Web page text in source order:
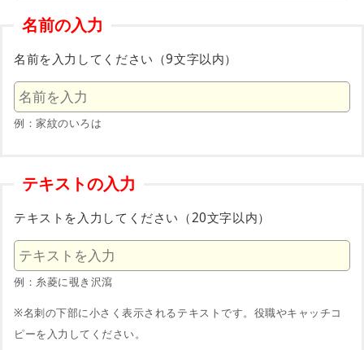
名前の入力
名前を入力してください（9文字以内）
例：家紋のいろは
テキストの入力
テキストを入力してください（20文字以内）
例：糸菱に覗き沢瀉
※名刺の下部に小さく表示されるテキストです。役職やキャッチコ
ピーを入力してください。